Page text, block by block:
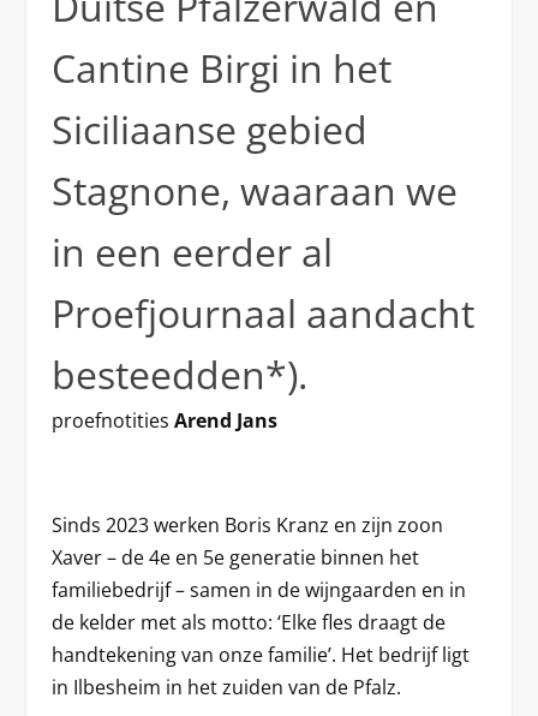
Cantine Birgi in het
Siciliaanse gebied
Stagnone, waaraan we
in een eerder al
Proefjournaal aandacht
besteedden*).
proefnotities Arend Jans
Sinds 2023 werken Boris Kranz en zijn zoon
Xaver – de 4e en 5e generatie binnen het
familiebedrijf – samen in de wijngaarden en in
de kelder met als motto: ‘Elke fles draagt de
handtekening van onze familie’. Het bedrijf ligt
in Ilbesheim in het zuiden van de Pfalz.